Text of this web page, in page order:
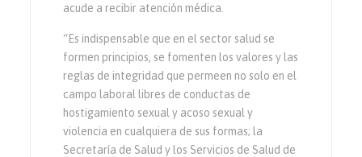
acude a recibir atención médica.
“Es indispensable que en el sector salud se
formen principios, se fomenten los valores y las
reglas de integridad que permeen no solo en el
campo laboral libres de conductas de
hostigamiento sexual y acoso sexual y
violencia en cualquiera de sus formas; la
Secretaría de Salud y los Servicios de Salud de